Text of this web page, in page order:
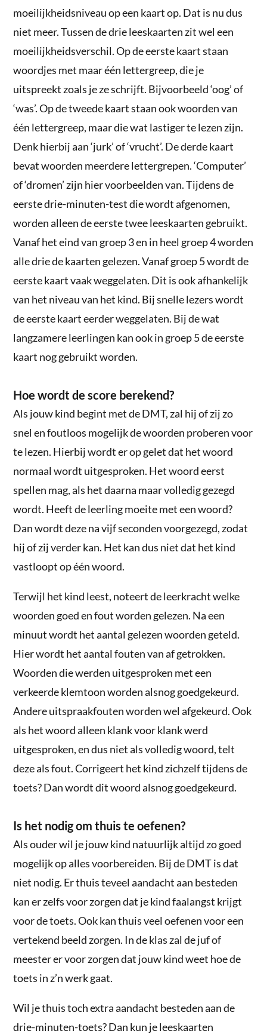
moeilijkheidsniveau op een kaart op. Dat is nu dus
niet meer. Tussen de drie leeskaarten zit wel een
moeilijkheidsverschil. Op de eerste kaart staan
woordjes met maar één lettergreep, die je
uitspreekt zoals je ze schrijft. Bijvoorbeeld ‘oog’ of
‘was’. Op de tweede kaart staan ook woorden van
één lettergreep, maar die wat lastiger te lezen zijn.
Denk hierbij aan ‘jurk’ of ‘vrucht’. De derde kaart
bevat woorden meerdere lettergrepen. ‘Computer’
of ‘dromen’ zijn hier voorbeelden van. Tijdens de
eerste drie-minuten-test die wordt afgenomen,
worden alleen de eerste twee leeskaarten gebruikt.
Vanaf het eind van groep 3 en in heel groep 4 worden
alle drie de kaarten gelezen. Vanaf groep 5 wordt de
eerste kaart vaak weggelaten. Dit is ook afhankelijk
van het niveau van het kind. Bij snelle lezers wordt
de eerste kaart eerder weggelaten. Bij de wat
langzamere leerlingen kan ook in groep 5 de eerste
kaart nog gebruikt worden.
Hoe wordt de score berekend?
Als jouw kind begint met de DMT, zal hij of zij zo
snel en foutloos mogelijk de woorden proberen voor
te lezen. Hierbij wordt er op gelet dat het woord
normaal wordt uitgesproken. Het woord eerst
spellen mag, als het daarna maar volledig gezegd
wordt. Heeft de leerling moeite met een woord?
Dan wordt deze na vijf seconden voorgezegd, zodat
hij of zij verder kan. Het kan dus niet dat het kind
vastloopt op één woord.
Terwijl het kind leest, noteert de leerkracht welke
woorden goed en fout worden gelezen. Na een
minuut wordt het aantal gelezen woorden geteld.
Hier wordt het aantal fouten van af getrokken.
Woorden die werden uitgesproken met een
verkeerde klemtoon worden alsnog goedgekeurd.
Andere uitspraakfouten worden wel afgekeurd. Ook
als het woord alleen klank voor klank werd
uitgesproken, en dus niet als volledig woord, telt
deze als fout. Corrigeert het kind zichzelf tijdens de
toets? Dan wordt dit woord alsnog goedgekeurd.
Is het nodig om thuis te oefenen?
Als ouder wil je jouw kind natuurlijk altijd zo goed
mogelijk op alles voorbereiden. Bij de DMT is dat
niet nodig. Er thuis teveel aandacht aan besteden
kan er zelfs voor zorgen dat je kind faalangst krijgt
voor de toets. Ook kan thuis veel oefenen voor een
vertekend beeld zorgen. In de klas zal de juf of
meester er voor zorgen dat jouw kind weet hoe de
toets in z’n werk gaat.
Wil je thuis toch extra aandacht besteden aan de
drie-minuten-toets? Dan kun je leeskaarten